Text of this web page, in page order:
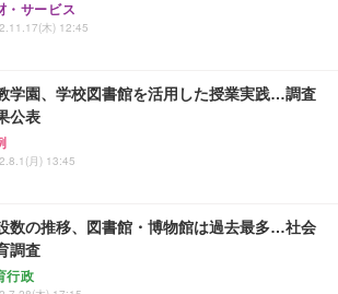
・サービス
木) 12:45
学園、学校図書館を活用した授業実践…調査
公表
月) 13:45
数の推移、図書館・博物館は過去最多…社会
調査
行政